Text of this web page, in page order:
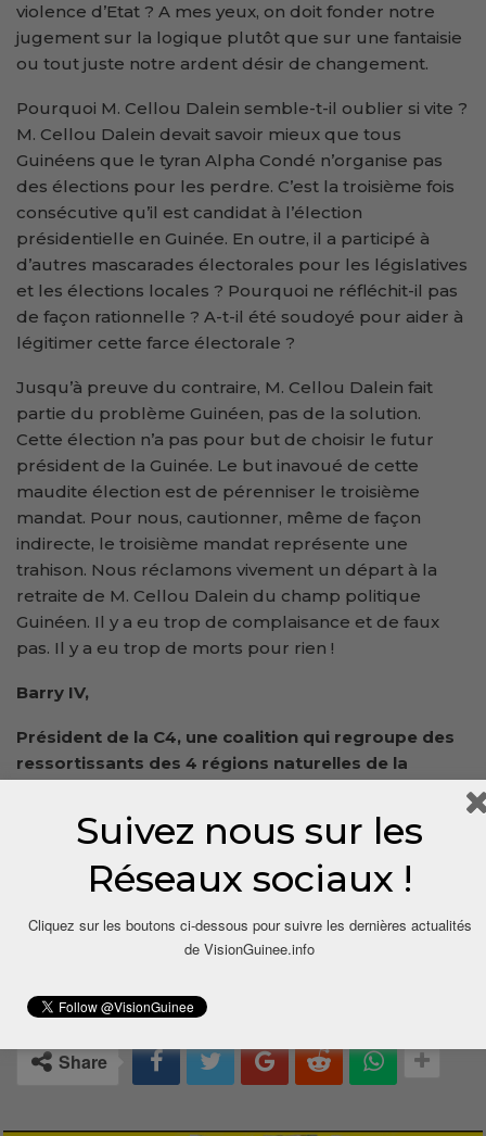
violence d’Etat ? A mes yeux, on doit fonder notre
jugement sur la logique plutôt que sur une fantaisie
ou tout juste notre ardent désir de changement.
Pourquoi M. Cellou Dalein semble-t-il oublier si vite ?
M. Cellou Dalein devait savoir mieux que tous
Guinéens que le tyran Alpha Condé n’organise pas
des élections pour les perdre. C’est la troisième fois
consécutive qu’il est candidat à l’élection
présidentielle en Guinée. En outre, il a participé à
d’autres mascarades électorales pour les législatives
et les élections locales ? Pourquoi ne réfléchit-il pas
de façon rationnelle ? A-t-il été soudoyé pour aider à
légitimer cette farce électorale ?
Jusqu’à preuve du contraire, M. Cellou Dalein fait
partie du problème Guinéen, pas de la solution.
Cette élection n’a pas pour but de choisir le futur
président de la Guinée. Le but inavoué de cette
maudite élection est de pérenniser le troisième
mandat. Pour nous, cautionner, même de façon
indirecte, le troisième mandat représente une
trahison. Nous réclamons vivement un départ à la
retraite de M. Cellou Dalein du champ politique
Guinéen. Il y a eu trop de complaisance et de faux
pas. Il y a eu trop de morts pour rien !
Barry IV,
Président de la C4, une coalition qui regroupe des
ressortissants des 4 régions naturelles de la
1
Share
Suivez nous sur les
Réseaux sociaux !
Cliquez sur les boutons ci-dessous pour suivre les dernières actualités
de VisionGuinee.info